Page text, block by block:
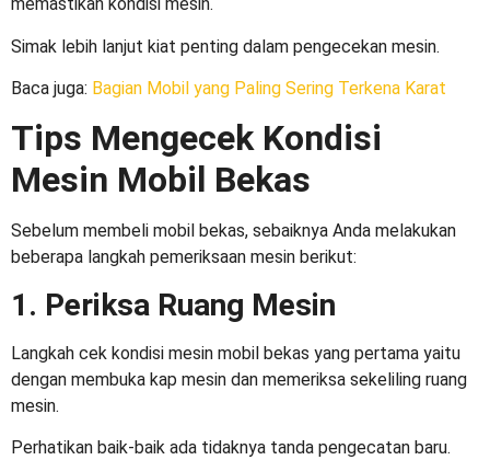
Simak lebih lanjut kiat penting dalam pengecekan mesin.
Baca juga: Bagian Mobil yang Paling Sering Terkena Karat
Tips Mengecek Kondisi
Mesin Mobil Bekas
Sebelum membeli mobil bekas, sebaiknya Anda melakukan
beberapa langkah pemeriksaan mesin berikut:
1. Periksa Ruang Mesin
Langkah cek kondisi mesin mobil bekas yang pertama yaitu
dengan membuka kap mesin dan memeriksa sekeliling ruang
mesin.
Perhatikan baik-baik ada tidaknya tanda pengecatan baru.